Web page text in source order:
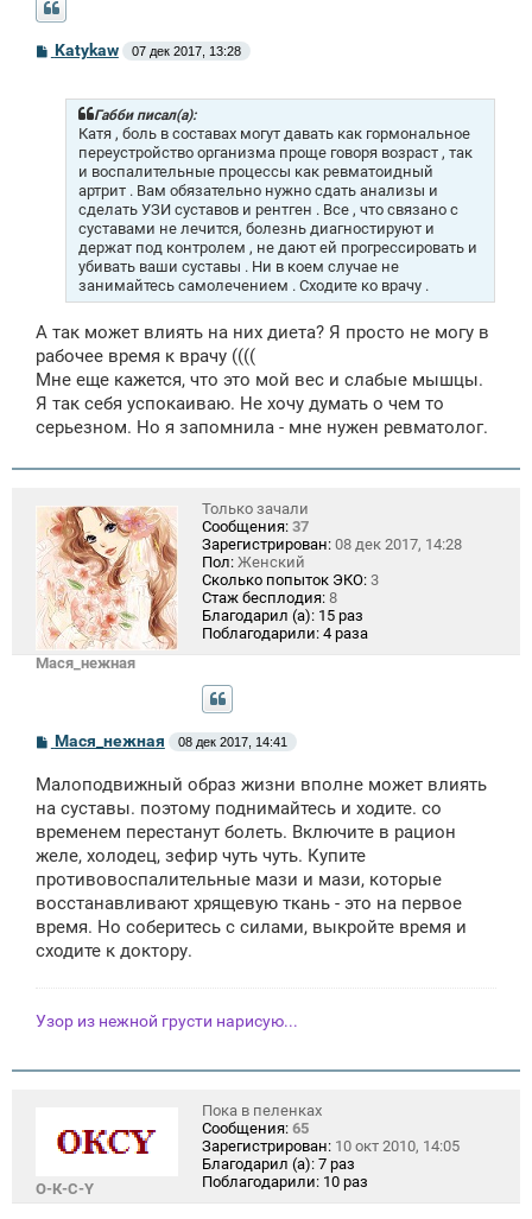
С
о
Katykaw 07 дек 2017, 13:28
Габби писал(а):
Катя , боль в составах могут давать как гормональное
переустройство организма проще говоря возраст , так
и воспалительные процессы как ревматоидный
артрит . Вам обязательно нужно сдать анализы и
сделать УЗИ суставов и рентген . Все , что связано с
суставами не лечится, болезнь диагностируют и
держат под контролем , не дают ей прогрессировать и
убивать ваши суставы . Ни в коем случае не
занимайтесь самолечением . Сходите ко врачу .
А так может влиять на них диета? Я просто не могу в
рабочее время к врачу ((((
Мне еще кажется, что это мой вес и слабые мышцы.
Я так себя успокаиваю. Не хочу думать о чем то
серьезном. Но я запомнила - мне нужен ревматолог.
Мася_нежная
Только зачали
Сообщения: 37
Зарегистрирован: 08 дек 2017, 14:28
Пол: Женский
Сколько попыток ЭКО: 3
Стаж бесплодия: 8
Благодарил (а): 15 раз
Поблагодарили: 4 раза
С
б
щ
н
и
Мася_нежная 08 дек 2017, 14:41
Малоподвижный образ жизни вполне может влиять
на суставы. поэтому поднимайтесь и ходите. со
временем перестанут болеть. Включите в рацион
желе, холодец, зефир чуть чуть. Купите
противовоспалительные мази и мази, которые
восстанавливают хрящевую ткань - это на первое
время. Но соберитесь с силами, выкройте время и
сходите к доктору.
Узор из нежной грусти нарисую...
О-К-С-Y
Пока в пеленках
Сообщения: 65
Зарегистрирован: 10 окт 2010, 14:05
Благодарил (а): 7 раз
Поблагодарили: 10 раз